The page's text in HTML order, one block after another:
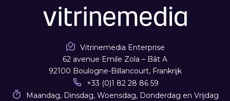
Vitrinemedia Enterprise
62 avenue Emile Zola – Bât A
92100 Boulogne-Billancourt, Frankrijk
+33 (0)1 82 28 86 59
Maandag, Dinsdag, Woensdag, Donderdag en Vrijdag